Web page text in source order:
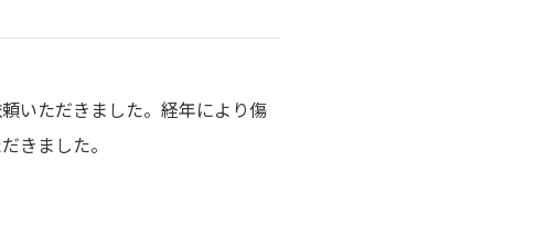
いただきました。経年により傷
きました。